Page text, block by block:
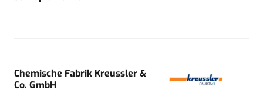
Chemische Fabrik Kreussler &
Co. GmbH